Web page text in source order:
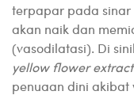
terpapar pada sinar
akan naik dan
(vasodilatasi). Di
yellow flower extract
penuaan dini akibat